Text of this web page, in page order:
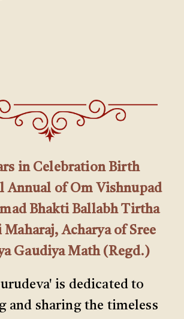
in Celebration Birth
Annual of Om Vishnupad
Bhakti Ballabh Tirtha
Maharaj, Acharya of Sree
Gaudiya Math (Regd.)
is dedicated to
and sharing the timeless